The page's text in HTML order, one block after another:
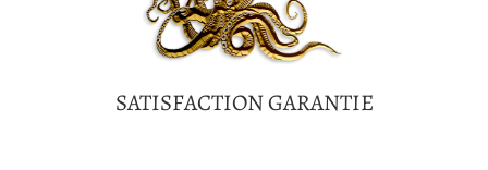
SATISFACTION GARANTIE